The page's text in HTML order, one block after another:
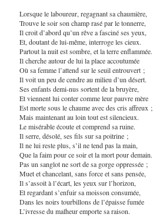
Lorsque le laboureur, regagnant sa chaumière,
Trouve le soir son champ rasé par le tonnerre,
Il croit d’abord qu’un rêve a fasciné ses yeux,
Et, doutant de lui-même, interroge les cieux.
Partout la nuit est sombre, et la terre enflammée.
Il cherche autour de lui la place accoutumée
Où sa femme l’attend sur le seuil entrouvert ;
Il voit un peu de cendre au milieu d’un désert.
Ses enfants demi-nus sortent de la bruyère,
Et viennent lui conter comme leur pauvre mère
Est morte sous le chaume avec des cris affreux ;
Mais maintenant au loin tout est silencieux.
Le misérable écoute et comprend sa ruine.
Il serre, désolé, ses fils sur sa poitrine ;
Il ne lui reste plus, s’il ne tend pas la main,
Que la faim pour ce soir et la mort pour demain.
Pas un sanglot ne sort de sa gorge oppressée ;
Muet et chancelant, sans force et sans pensée,
Il s’assoit à l’écart, les yeux sur l’horizon,
Et regardant s’enfuir sa moisson consumée,
Dans les noirs tourbillons de l’épaisse fumée
L’ivresse du malheur emporte sa raison.